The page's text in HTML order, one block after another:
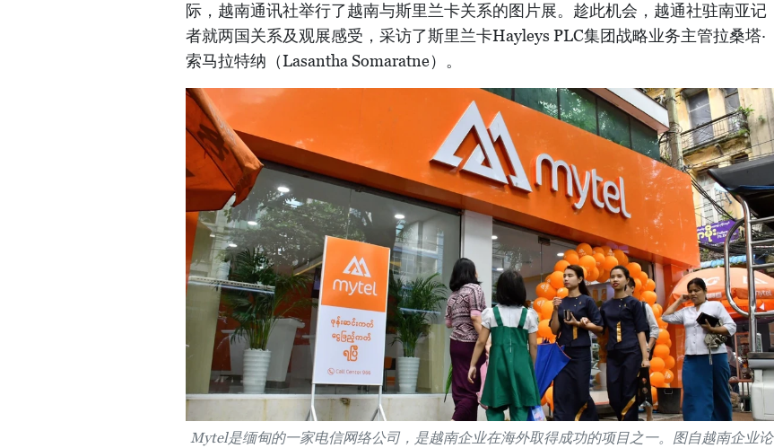
际，越南通讯社举行了越南与斯里兰卡关系的图片展。趁此机会，越通社驻南亚记
者就两国关系及观展感受，采访了斯里兰卡Hayleys PLC集团战略业务主管拉桑塔·
索马拉特纳（Lasantha Somaratne）。
Mytel是缅甸的一家电信网络公司，是越南企业在海外取得成功的项目之一。图自越南企业论